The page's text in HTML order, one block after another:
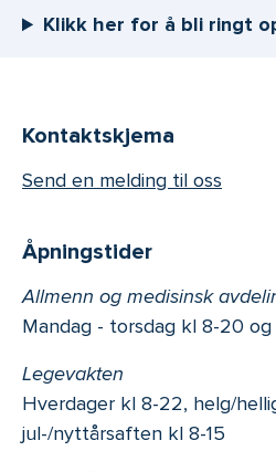
Klikk her for å bli ringt
Kontaktskjema
Send en melding til oss
Åpningstider
Allmenn og medisinsk
Mandag - torsdag kl 8-20
Legevakten
Hverdager kl 8-22, helg/
jul-/nyttårsaften kl 8-15